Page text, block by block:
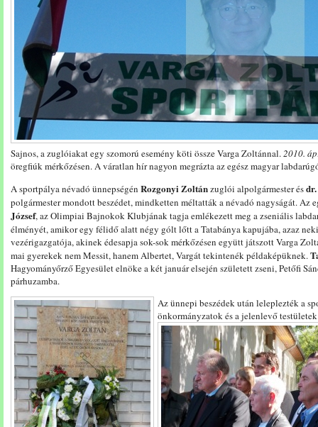
Sajnos, a zuglóiakat egy szomorú esemény köti össze Varga Zoltánnal.2010.
öregfiúk mérkőzésen. A váratlan hír nagyon megrázta az egész magyar
A sportpálya névadó ünnepségén Rozgonyi Zoltánzuglói alpolgármester és
polgármester mondott beszédet, mindketten méltatták a névadó nagyságát. Az
József, az Olimpiai Bajnokok Klubjának tagja emlékezett meg a zseniális
élményét, amikor egy félidő alatt négy gólt lőtt a Tatabánya kapujába, azaz
vezérigazgatója, akinek édesapja sok-sok mérkőzésen együtt játszott Varga
mai gyerekek nem Messit, hanem Albertet, Vargát tekintenék példaképüknek.
Hagyományőrző Egyesület elnöke a két január elsején született zseni, Petőfi
párhuzamba.
Az ünnepi beszédek után leleplezték a
önkormányzatok és a jelenlevő